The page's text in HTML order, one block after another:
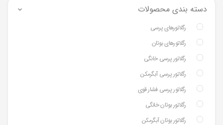
دسته بندی محصولات
رگلاتورهای پرسی
رگلاتورهای بوتان
رگلاتور پرسی خانگی
رگلاتور پرسی آبگرمکن
رگلاتور پرسی فشار قوی
رگلاتور بوتان خانگی
رگلاتور بوتان آبگرمکن